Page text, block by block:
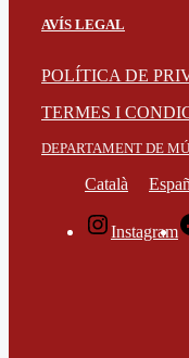
AVÍS LEGAL
POLÍTICA DE
TERMES I
DEPARTAMENT DE
Català
Instagram